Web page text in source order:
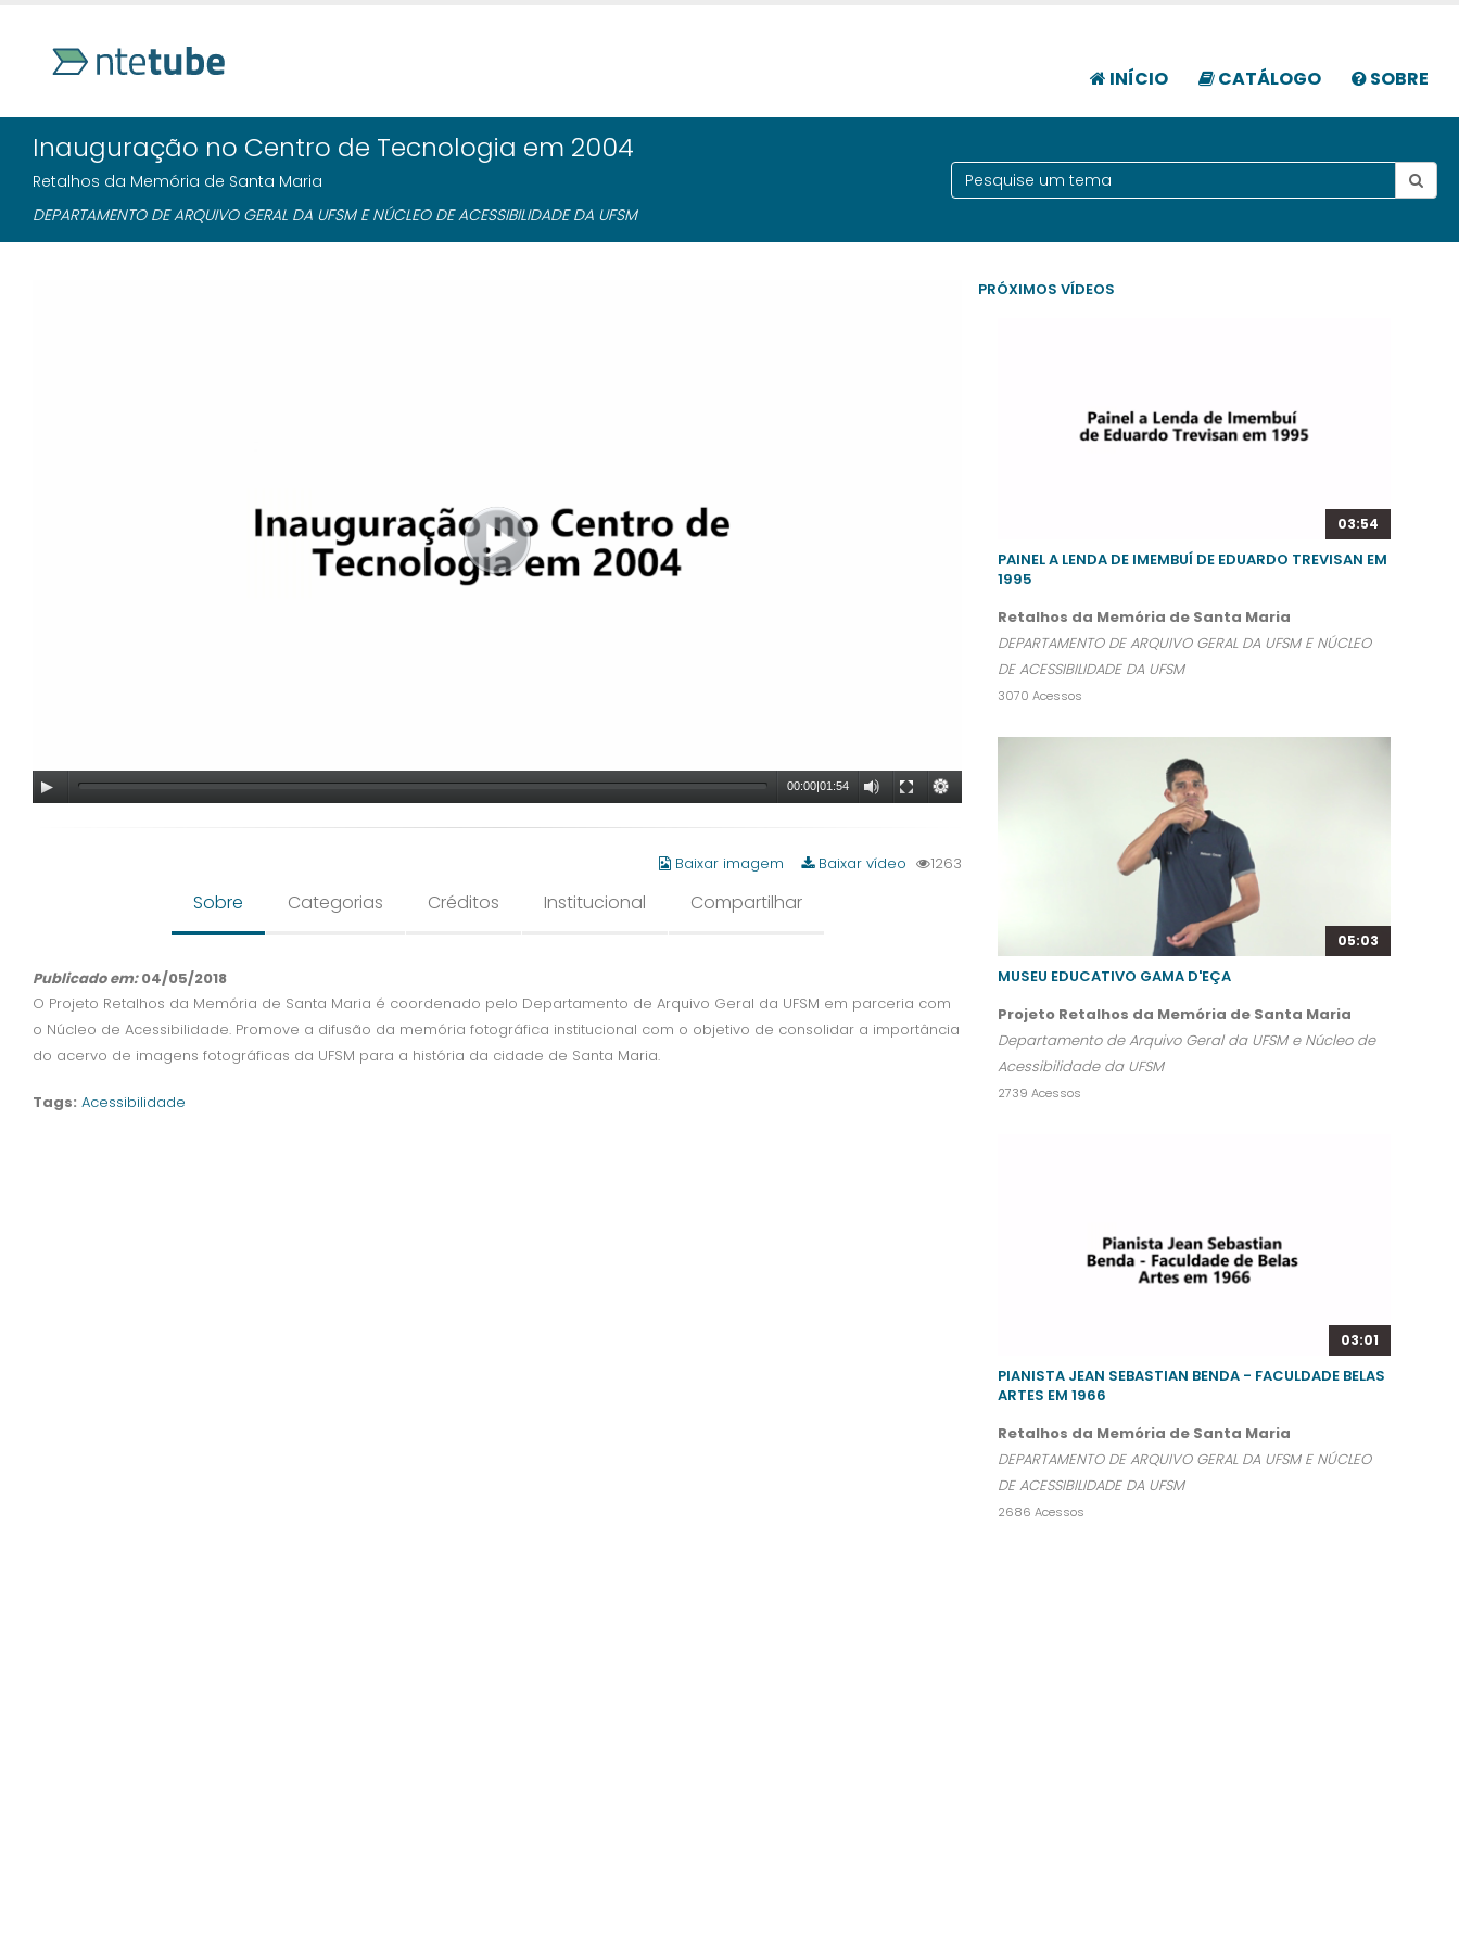
INÍCIO CATÁLOGO SOBRE
Inauguração no Centro de Tecnologia em 2004
Retalhos da Memória de Santa Maria
DEPARTAMENTO DE ARQUIVO GERAL DA UFSM E NÚCLEO DE ACESSIBILIDADE DA UFSM
00:00|01:54
Baixar imagem Baixar vídeo 1263
Sobre Categorias Créditos Institucional Compartilhar
Publicado em:04/05/2018
O Projeto Retalhos da Memória de Santa Maria é coordenado pelo Departamento de Arquivo Geral da UFSM em parceria com
o Núcleo de Acessibilidade. Promove a difusão da memória fotográfica institucional com o objetivo de consolidar a importância
do acervo de imagens fotográficas da UFSM para a história da cidade de Santa Maria.
Tags: Acessibilidade
PRÓXIMOS VÍDEOS
03:54
PAINEL A LENDA DE IMEMBUÍ DE EDUARDO TREVISAN EM
1995
Retalhos da Memória de Santa Maria
DEPARTAMENTO DE ARQUIVO GERAL DA UFSM E NÚCLEO
DE ACESSIBILIDADE DA UFSM
3070 Acessos
05:03
MUSEU EDUCATIVO GAMA D'EÇA
Projeto Retalhos da Memória de Santa Maria
Departamento de Arquivo Geral da UFSM e Núcleo de
Acessibilidade da UFSM
2739 Acessos
03:01
PIANISTA JEAN SEBASTIAN BENDA - FACULDADE BELAS
ARTES EM 1966
Retalhos da Memória de Santa Maria
DEPARTAMENTO DE ARQUIVO GERAL DA UFSM E NÚCLEO
DE ACESSIBILIDADE DA UFSM
2686 Acessos